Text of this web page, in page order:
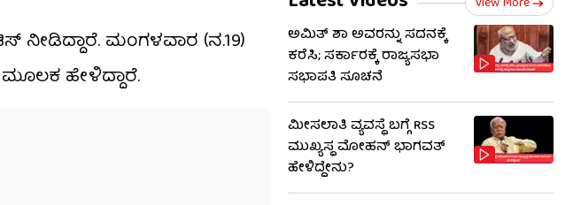
ಮಂಗಳವಾರ (ನ.19)
ಹೇಳಿದ್ದಾರೆ.
ಅಮಿತ್ ಶಾ ಅವರನ್ನು ಸದನಕ್ಕೆ
ಕರೆಸಿ; ಸರ್ಕಾರಕ್ಕೆ ರಾಜ್ಯಸಭಾ
ಸಭಾಪತಿ ಸೂಚನೆ
ಮೀಸಲಾತಿ ವ್ಯವಸ್ಥೆ ಬಗ್ಗೆ RSS​
ಮುಖ್ಯಸ್ಥ ಮೋಹನ್ ಭಾಗವತ್
ಹೇಳಿದ್ದೇನು?